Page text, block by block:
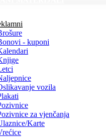
- kuponi
vozila
za vjenčanja
Karte